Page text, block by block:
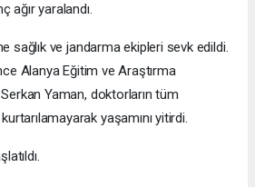
ağır yaralandı.
sağlık ve jandarma ekipleri sevk edildi.
Alanya Eğitim ve Araştırma
Serkan Yaman, doktorların tüm
yaşamını yitirdi.